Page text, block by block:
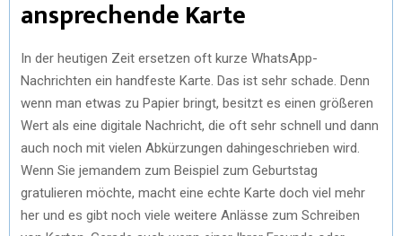
ansprechende Karte
In der heutigen Zeit ersetzen oft kurze WhatsApp-
Nachrichten ein handfeste Karte. Das ist sehr schade. Denn
wenn man etwas zu Papier bringt, besitzt es einen größeren
Wert als eine digitale Nachricht, die oft sehr schnell und dann
auch noch mit vielen Abkürzungen dahingeschrieben wird.
Wenn Sie jemandem zum Beispiel zum Geburtstag
gratulieren möchte, macht eine echte Karte doch viel mehr
her und es gibt noch viele weitere Anlässe zum Schreiben